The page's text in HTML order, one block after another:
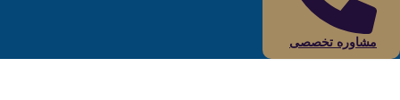
مشاوره تخصصی